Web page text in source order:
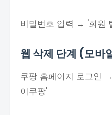
비밀번호 입력 → '회원
웹 삭제 단계 (모바
쿠팡 홈페이지 로그인
이쿠팡'